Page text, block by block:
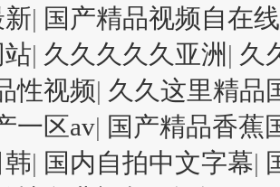
| 国产精品视频自在线
| 久久久久久亚洲 | 久
性视频| 久久这里精品
一区av| 国产精品香蕉
| 国内自拍中文字幕|